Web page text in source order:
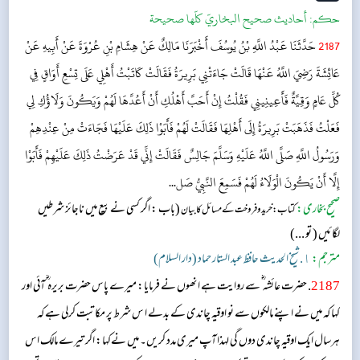
حکم:أحاديث صحيح البخاريّ كلّها صحيحة
2187حَدَّثَنَا عَبْدُ اللَّهِ بْنُ يُوسُفَ أَخْبَرَنَا مَالِكٌ عَنْ هِشَامِ بْنِ عُرْوَةَ عَنْ أَبِيهِ عَنْ
عَائِشَةَ رَضِيَ اللَّهُ عَنْهَا قَالَتْ جَاءَتْنِي بَرِيرَةُ فَقَالَتْ كَاتَبْتُ أَهْلِي عَلَى تِسْعِ أَوَاقٍ فِي
كُلِّ عَامٍ وَقِيَّةٌ فَأَعِينِينِي فَقُلْتُ إِنْ أَحَبَّ أَهْلُكِ أَنْ أَعُدَّهَا لَهُمْ وَيَكُونَ وَلَاؤُكِ لِي
فَعَلْتُ فَذَهَبَتْ بَرِيرَةُ إِلَى أَهْلِهَا فَقَالَتْ لَهُمْ فَأَبَوْا ذَلِكَ عَلَيْهَا فَجَاءَتْ مِنْ عِنْدِهِمْ
وَرَسُولُ اللَّهِ صَلَّى اللَّهُ عَلَيْهِ وَسَلَّمَ جَالِسٌ فَقَالَتْ إِنِّي قَدْ عَرَضْتُ ذَلِكَ عَلَيْهِمْ فَأَبَوْا
إِلَّا أَنْ يَكُونَ الْوَلَاءُ لَهُمْ فَسَمِعَ النَّبِيُّ صَل...
صحیح بخاری:کتاب: خرید و فروخت کے مسائل کا بیان(باب : اگر کسی نے بیع میں ناجائز شرطیں
لگائیں ( تو ...)
مترجم: ١. شیخ الحدیث حافظ عبد الستار حماد (دار السلام)
2187. حضرت عائشہ ؓ سے روایت ہے انھوں نے فرمایا: میرے پاس حضرت بریرہ ؓ آئی اور
کہا کہ میں نے اپنے مالکوں سے نو اوقیہ چاندی کے بدلے ا س شرط پر مکاتبت کرلی ہے کہ
ہرسال ایک اوقیہ چاندی دوں گی لہذا آپ میری مدد کریں۔ میں نےکہا: اگر تیرے مالک اس